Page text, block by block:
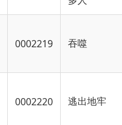
0002219 吞噬
0002220 逃出地牢